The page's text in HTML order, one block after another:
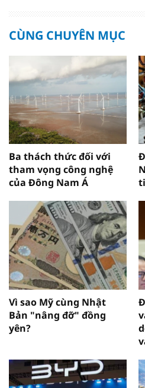
CÙNG CHUYÊN MỤC
Ba thách thức đối với
tham vọng công nghệ
của Đông Nam Á
Vì sao Mỹ cùng Nhật
Bản "nâng đỡ" đồng
yên?